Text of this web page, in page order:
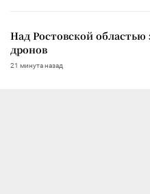
Над Ростовской
дронов
21 минута назад